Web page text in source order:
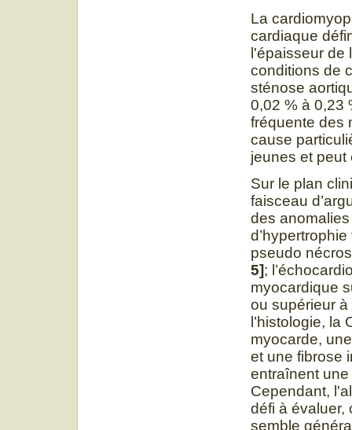
La
cardiaque
l'épaisseur de
conditions de
sténose
0,02 % à 0,23
fréquente des
cause
jeunes et
Sur le plan
faisceau
des
pseudo
5];
myocardique
ou supérieur à
l’histologie,
myocarde,
et une fibrose
entraînent
Cependant,
défi à évaluer,
semble